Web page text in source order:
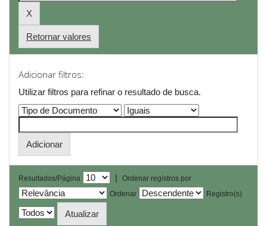
Retornar valores
Adicionar filtros:
Utilizar filtros para refinar o resultado de busca.
Resultados/Página |
Ordenar registros por
Ordenar
Registro(s)